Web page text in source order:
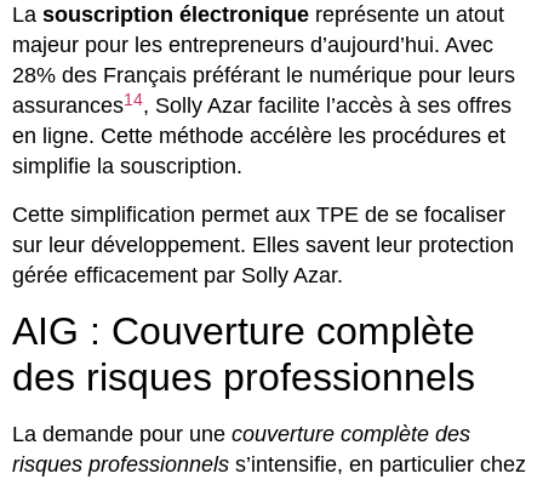
La souscription électronique représente un atout
majeur pour les entrepreneurs d’aujourd’hui. Avec
28% des Français préférant le numérique pour leurs
assurances14, Solly Azar facilite l’accès à ses offres
en ligne. Cette méthode accélère les procédures et
simplifie la souscription.
Cette simplification permet aux TPE de se focaliser
sur leur développement. Elles savent leur protection
gérée efficacement par Solly Azar.
AIG : Couverture complète
des risques professionnels
La demande pour une couverture complète des
risques professionnels s’intensifie, en particulier chez